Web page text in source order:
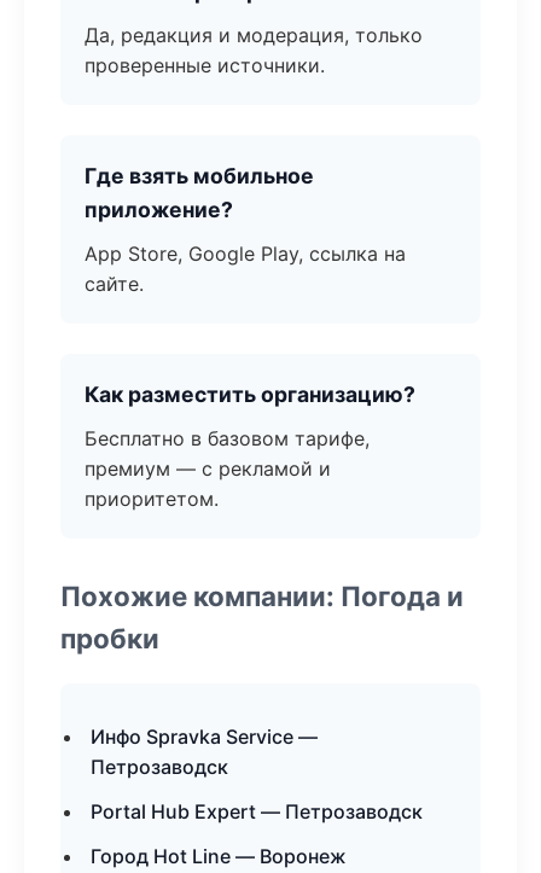
Да, редакция и модерация, только
проверенные источники.
Где взять мобильное
приложение?
App Store, Google Play, ссылка на
сайте.
Как разместить организацию?
Бесплатно в базовом тарифе,
премиум — с рекламой и
приоритетом.
Похожие компании: Погода и
пробки
Инфо Spravka Service —
Петрозаводск
Portal Hub Expert — Петрозаводск
Город Hot Line — Воронеж